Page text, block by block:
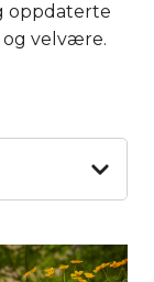
oppdaterte
og velvære.